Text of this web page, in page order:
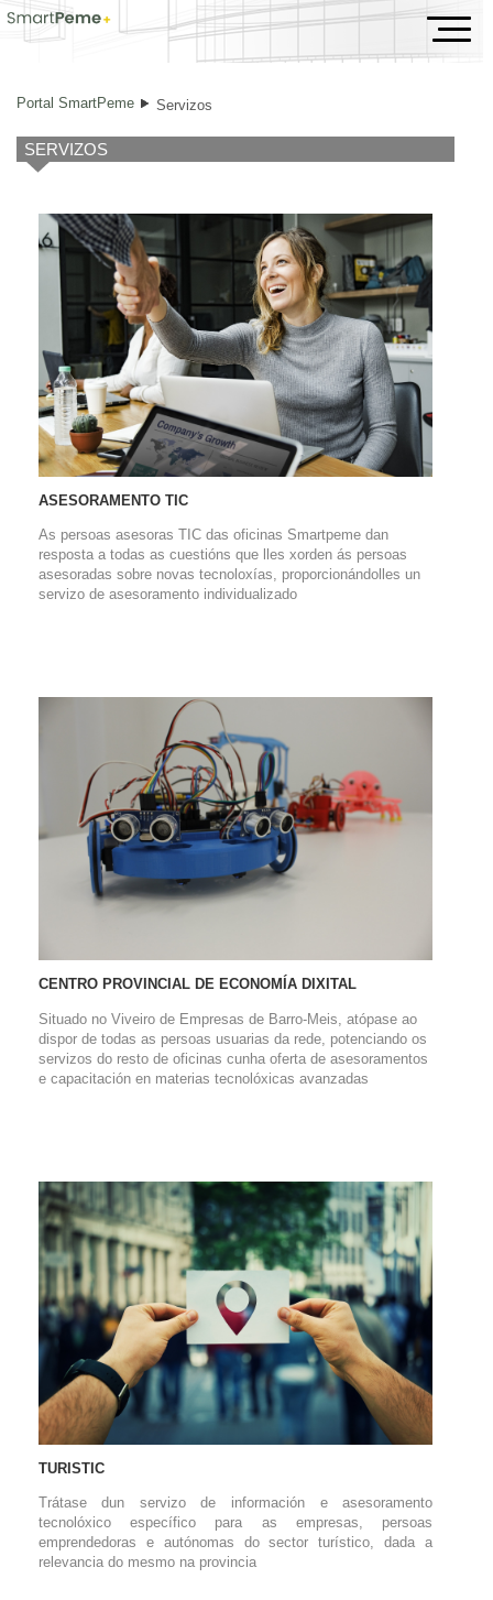
Servizos
Portal SmartPeme Servizos
SERVIZOS
ASESORAMENTO TIC
As persoas asesoras TIC das oficinas Smartpeme dan
resposta a todas as cuestións que lles xorden ás persoas
asesoradas sobre novas tecnoloxías, proporcionándolles un
servizo de asesoramento individualizado
CENTRO PROVINCIAL DE ECONOMÍA DIXITAL
Situado no Viveiro de Empresas de Barro-Meis, atópase ao
dispor de todas as persoas usuarias da rede, potenciando os
servizos do resto de oficinas cunha oferta de asesoramentos
e capacitación en materias tecnolóxicas avanzadas
TURISTIC
Trátase dun servizo de información e asesoramento
tecnolóxico específico para as empresas, persoas
emprendedoras e autónomas do sector turístico, dada a
relevancia do mesmo na provincia